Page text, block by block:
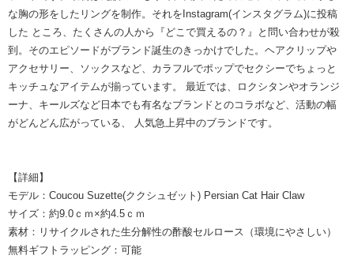
な胸の形をしたリングを制作。それをInstagram(インスタグラム)に投稿
した ところ、たくさんの人から『どこで買えるの？』と問い合わせが殺
到。そのエピソードがブランド誕生のきっかけでした。ヘアクリップや
アクセサリー、ソックスなど、カラフルでポップでセクシーでちょっと
キッチュなアイテムが揃っています。 最近では、ロクシタンやオランジ
ーナ、キールズなど日本でも有名なブランドとのコラボなど、活動の幅
がどんどん広がっている、 人気急上昇中のブランドです。
【詳細】
モデル：Coucou Suzette(ククシュゼット) Persian Cat Hair Claw
サイズ：約9.0ｃｍ×約4.5ｃｍ
素材：リサイクルされた生分解性の酢酸セルロース（環境にやさしい）
無料ギフトラッピング：可能